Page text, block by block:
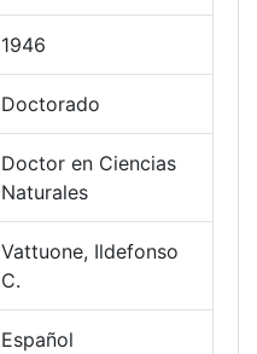
1946
Doctorado
Doctor en Ciencias
Naturales
Vattuone, Ildefonso
C.
Español